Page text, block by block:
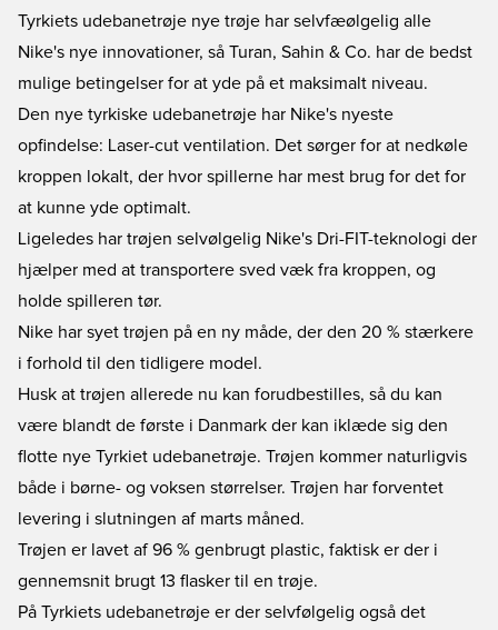
Tyrkiets udebanetrøje nye trøje har selvfæølgelig alle
Nike's nye innovationer, så Turan, Sahin & Co. har de bedst
mulige betingelser for at yde på et maksimalt niveau.
Den nye tyrkiske udebanetrøje har Nike's nyeste
opfindelse: Laser-cut ventilation. Det sørger for at nedkøle
kroppen lokalt, der hvor spillerne har mest brug for det for
at kunne yde optimalt.
Ligeledes har trøjen selvølgelig Nike's Dri-FIT-teknologi der
hjælper med at transportere sved væk fra kroppen, og
holde spilleren tør.
Nike har syet trøjen på en ny måde, der den 20 % stærkere
i forhold til den tidligere model.
Husk at trøjen allerede nu kan forudbestilles, så du kan
være blandt de første i Danmark der kan iklæde sig den
flotte nye Tyrkiet udebanetrøje. Trøjen kommer naturligvis
både i børne- og voksen størrelser. Trøjen har forventet
levering i slutningen af marts måned.
Trøjen er lavet af 96 % genbrugt plastic, faktisk er der i
gennemsnit brugt 13 flasker til en trøje.
På Tyrkiets udebanetrøje er der selvfølgelig også det